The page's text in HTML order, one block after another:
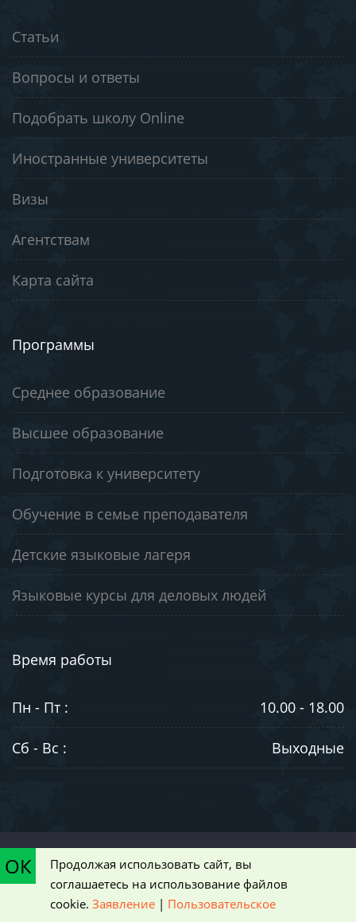
Статьи
Вопросы и ответы
Подобрать школу Online
Иностранные университеты
Визы
Агентствам
Карта сайта
Программы
Среднее образование
Высшее образование
Подготовка к университету
Обучение в семье преподавателя
Детские языковые лагеря
Языковые курсы для деловых людей
Время работы
Пн - Пт : 10.00 - 18.00
Сб - Вс : Выходные
ознакомительный характер и не является публичной офертой,
определяемой положениями статьи 437 Гражданского кодекса РФ
|
Пользовательское соглашение
ОК
Продолжая использовать сайт, вы
соглашаетесь на использование файлов
cookie. Заявление | Пользовательское